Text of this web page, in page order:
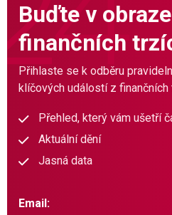
Buďte v
finančních
Přihlaste se k odběru
klíčových událostí z finančních
Přehled, který vám ušetří
Aktuální dění
Jasná data
Email: